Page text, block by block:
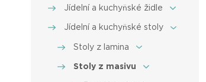
Jídelní a kuchyňské židle
Jídelní a kuchyňské stoly
Stoly z lamina
Stoly z masivu